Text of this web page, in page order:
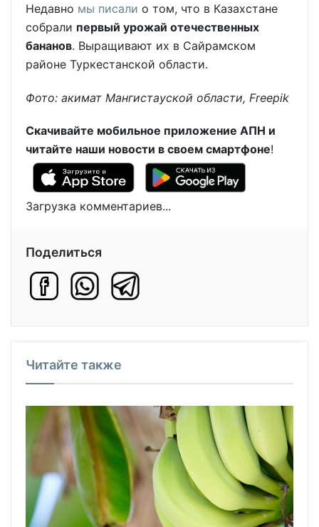
Недавно мы писали о том, что в Казахстане
собрали первый урожай отечественных
бананов. Выращивают их в Сайрамском
районе Туркестанской области.
Фото: акимат Мангистауской области, Freepik
Скачивайте мобильное приложение АПН и
читайте наши новости в своем смартфоне!
Загрузка комментариев...
Поделиться
Читайте также